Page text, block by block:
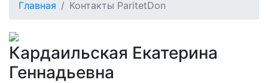
Главная Контакты ParitetDon
Кардаильская Екатерина
Геннадьевна